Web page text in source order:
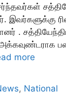
இவர்களுக்கு
.
more
, National